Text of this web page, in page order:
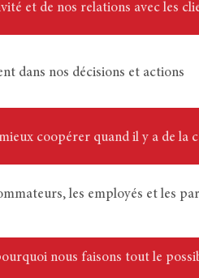
et de nos relations avec les
dans nos décisions et actions
coopérer quand il y a de la
les employés et les
nous faisons tout le